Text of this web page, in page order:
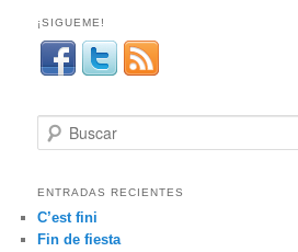
¡SIGUEME!
u
c
a
r
ENTRADAS RECIENTES
C’est fini
Fin de fiesta